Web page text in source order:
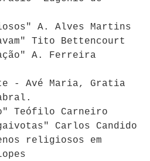
A. Alves Martins
Tito Bettencourt
A. Ferreira
- Avé Maria, Gratia
Teófilo Carneiro
Carlos Candido
religiosos em